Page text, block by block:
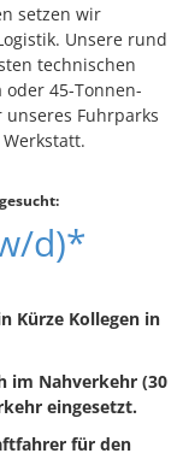
setzen wir
Unsere rund
technischen
oder 45-Tonnen-
unseres Fuhrparks
d)*
Kürze Kollegen in
im Nahverkehr (30
eingesetzt.
für den